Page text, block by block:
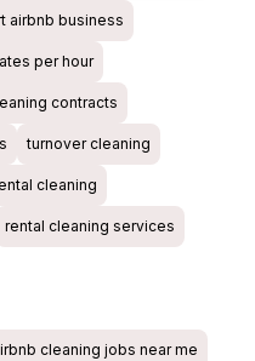
airbnb business
per hour
contracts
turnover cleaning
cleaning
rental cleaning services
cleaning jobs near me